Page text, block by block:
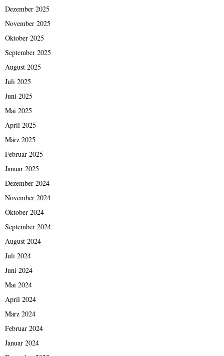
Dezember 2025
November 2025
Oktober 2025
September 2025
August 2025
Juli 2025
Juni 2025
Mai 2025
April 2025
März 2025
Februar 2025
Januar 2025
Dezember 2024
November 2024
Oktober 2024
September 2024
August 2024
Juli 2024
Juni 2024
Mai 2024
April 2024
März 2024
Februar 2024
Januar 2024